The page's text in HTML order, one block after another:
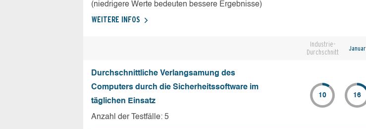
(niedrigere Werte bedeuten bessere Ergebnisse)
WEITERE INFOS
Industrie-
Durchschnitt
Januar
Durchschnittliche Verlangsamung des
Computers durch die Sicherheitssoftware im
täglichen Einsatz
Anzahl der Testfälle: 5
10 16